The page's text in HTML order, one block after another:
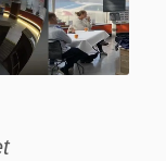
annet til